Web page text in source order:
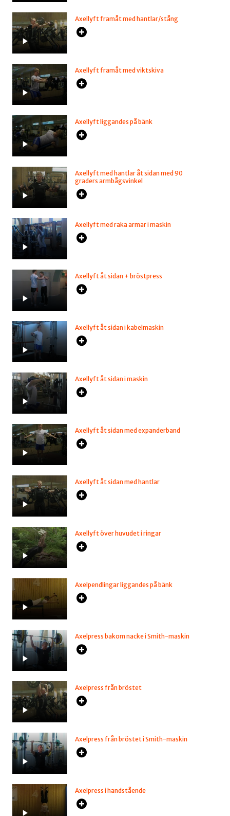
Axellyft framåt med hantlar/stång
Axellyft framåt med viktskiva
Axellyft liggandes på bänk
Axellyft med hantlar åt sidan med 90
graders armbågsvinkel
Axellyft med raka armar i maskin
Axellyft åt sidan + bröstpress
Axellyft åt sidan i kabelmaskin
Axellyft åt sidan i maskin
Axellyft åt sidan med expanderband
Axellyft åt sidan med hantlar
Axellyft över huvudet i ringar
Axelpendlingar liggandes på bänk
Axelpress bakom nacke i Smith-maskin
Axelpress från bröstet
Axelpress från bröstet i Smith-maskin
Axelpress i handstående